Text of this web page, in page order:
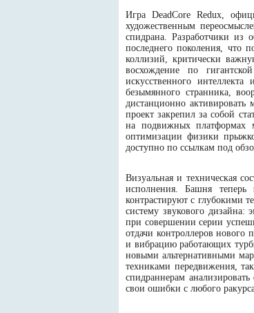
Игра DeadCore Redux,
художественным
спидрана. Разработчики из
последнего поколения, что
коллизий, критически
восхождение по
искусственного
безымянного странника,
дистанционно
проект закрепил за собой
на подвижных платформах
оптимизации физики
доступно по ссылкам под
Визуальная и техническая
исполнения. Башня
контрастируют с глубокими
систему звукового дизайна:
при совершении серии
отдачи контроллеров нового
и вибрацию работающих
новыми альтернативными
техниками передвижения,
спидраннерам
свои ошибки с любого